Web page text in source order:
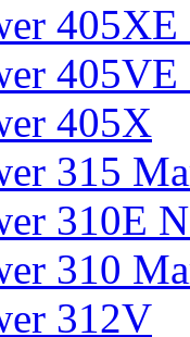
405XE
405VE
405X
315
310E
310
312V